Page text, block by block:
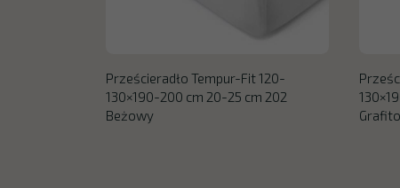
Prześcieradło Tempur-Fit 120-
130×190-200 cm 20-25 cm 202
Beżowy